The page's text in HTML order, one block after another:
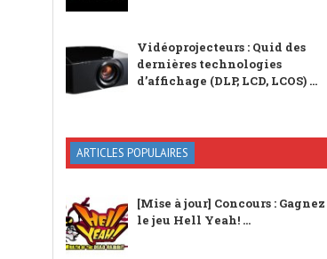
Vidéoprojecteurs : Quid des
dernières technologies
d’affichage (DLP, LCD, LCOS) ...
ARTICLES POPULAIRES
[Mise à jour] Concours : Gagnez
le jeu Hell Yeah! ...